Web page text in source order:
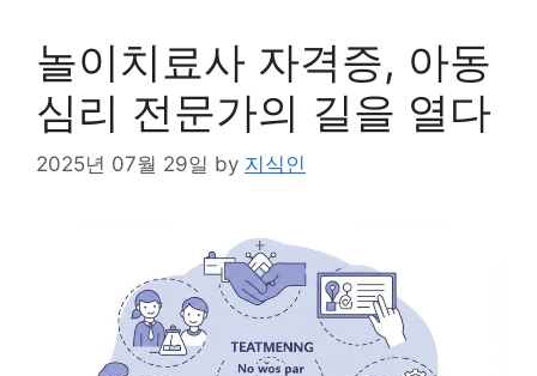
놀이치료사 자격증, 아동
심리 전문가의 길을 열다
2025년 07월 29일 by 지식인